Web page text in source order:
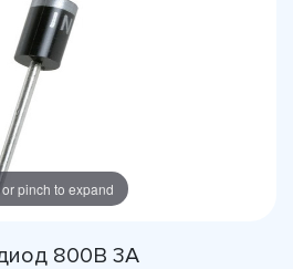
or pinch to expand
800В 3А